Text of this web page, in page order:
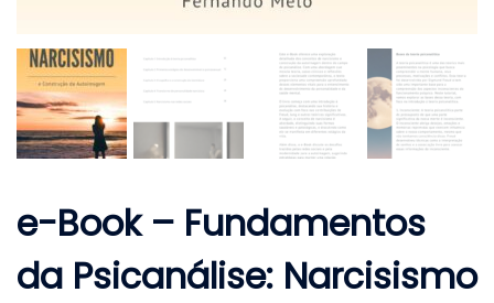
e-Book – Fundamentos
da Psicanálise: Narcisismo